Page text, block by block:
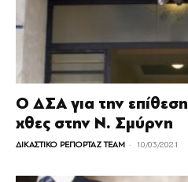
Ο ΔΣΑ για την
χθες στην Ν. Σμύρνη
ΔΙΚΑΣΤΙΚΟ ΡΕΠΟΡΤΑΖ TEAM - 10/03/2021